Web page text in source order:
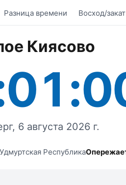
Разница времени Восход/закат
Киясово
6 августа 2026 г.
Удмуртская Республика